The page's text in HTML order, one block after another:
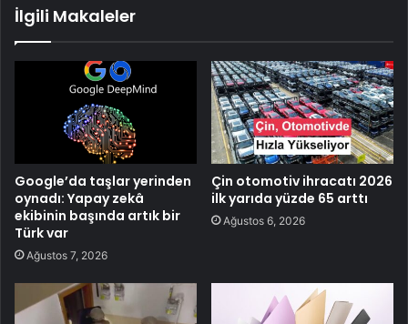
İlgili Makaleler
Google’da taşlar yerinden
oynadı: Yapay zekâ
ekibinin başında artık bir
Türk var
Ağustos 7, 2026
Çin otomotiv ihracatı 2026
ilk yarıda yüzde 65 arttı
Ağustos 6, 2026